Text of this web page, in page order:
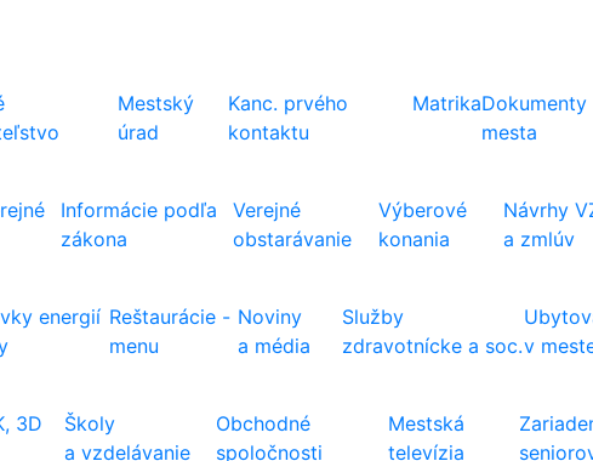
Mestský
úrad
Kanc. prvého
kontaktu
MatrikaDokumenty
mesta
Informácie podľa
zákona
Verejné
obstarávanie
Výberové
konania
Návrhy
a zmlúv
energií Reštaurácie -
menu
Noviny
a média
Služby
zdravotnícke a soc.v
3D
Školy
a vzdelávanie
Obchodné
spoločnosti
Mestská
televízia